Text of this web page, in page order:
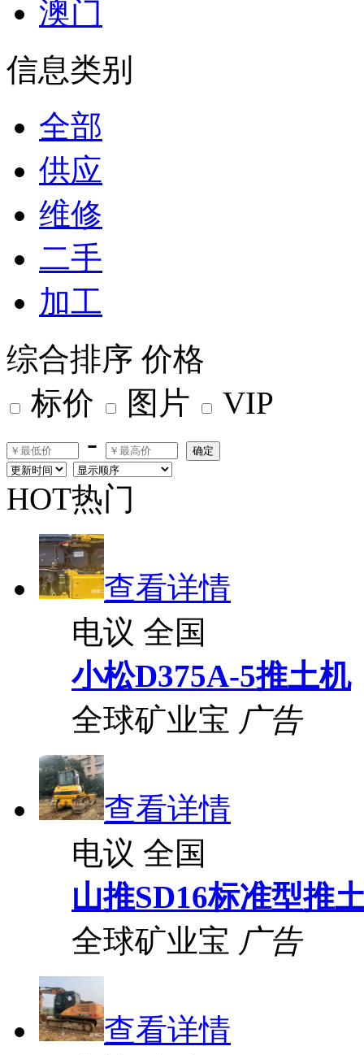
澳门
信息类别
全部
供应
维修
二手
加工
综合排序 价格
标价
图片
VIP
-
确定
HOT热门
查看详情
电议 全国
小松D375A-5推土机
全球矿业宝 广告
查看详情
电议 全国
山推SD16标准型推
全球矿业宝 广告
查看详情